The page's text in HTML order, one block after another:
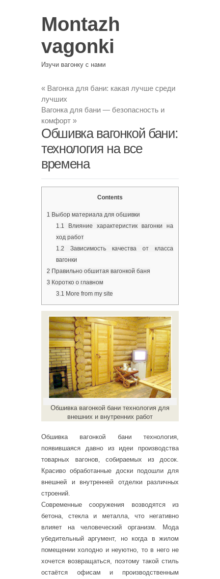
Montazh
vagonki
Изучи вагонку с нами
« Вагонка для бани: какая лучше среди
лучших
Вагонка для бани — безопасность и
комфорт »
Обшивка вагонкой бани:
технология на все
времена
Contents
1 Выбор материала для обшивки
1.1 Влияние характеристик вагонки на
ход работ
1.2 Зависимость качества от класса
вагонки
2 Правильно обшитая вагонкой баня
3 Коротко о главном
3.1 More from my site
Обшивка вагонкой бани технология для
внешних и внутренних работ
Обшивка вагонкой бани технология,
появившаяся давно из идеи производства
товарных вагонов, собираемых из досок.
Красиво обработанные доски подошли для
внешней и внутренней отделки различных
строений.
Современные сооружения возводятся из
бетона, стекла и металла, что негативно
влияет на человеческий организм. Мода
убедительный аргумент, но когда в жилом
помещении холодно и неуютно, то в него не
хочется возвращаться, поэтому такой стиль
остаётся офисам и производственным